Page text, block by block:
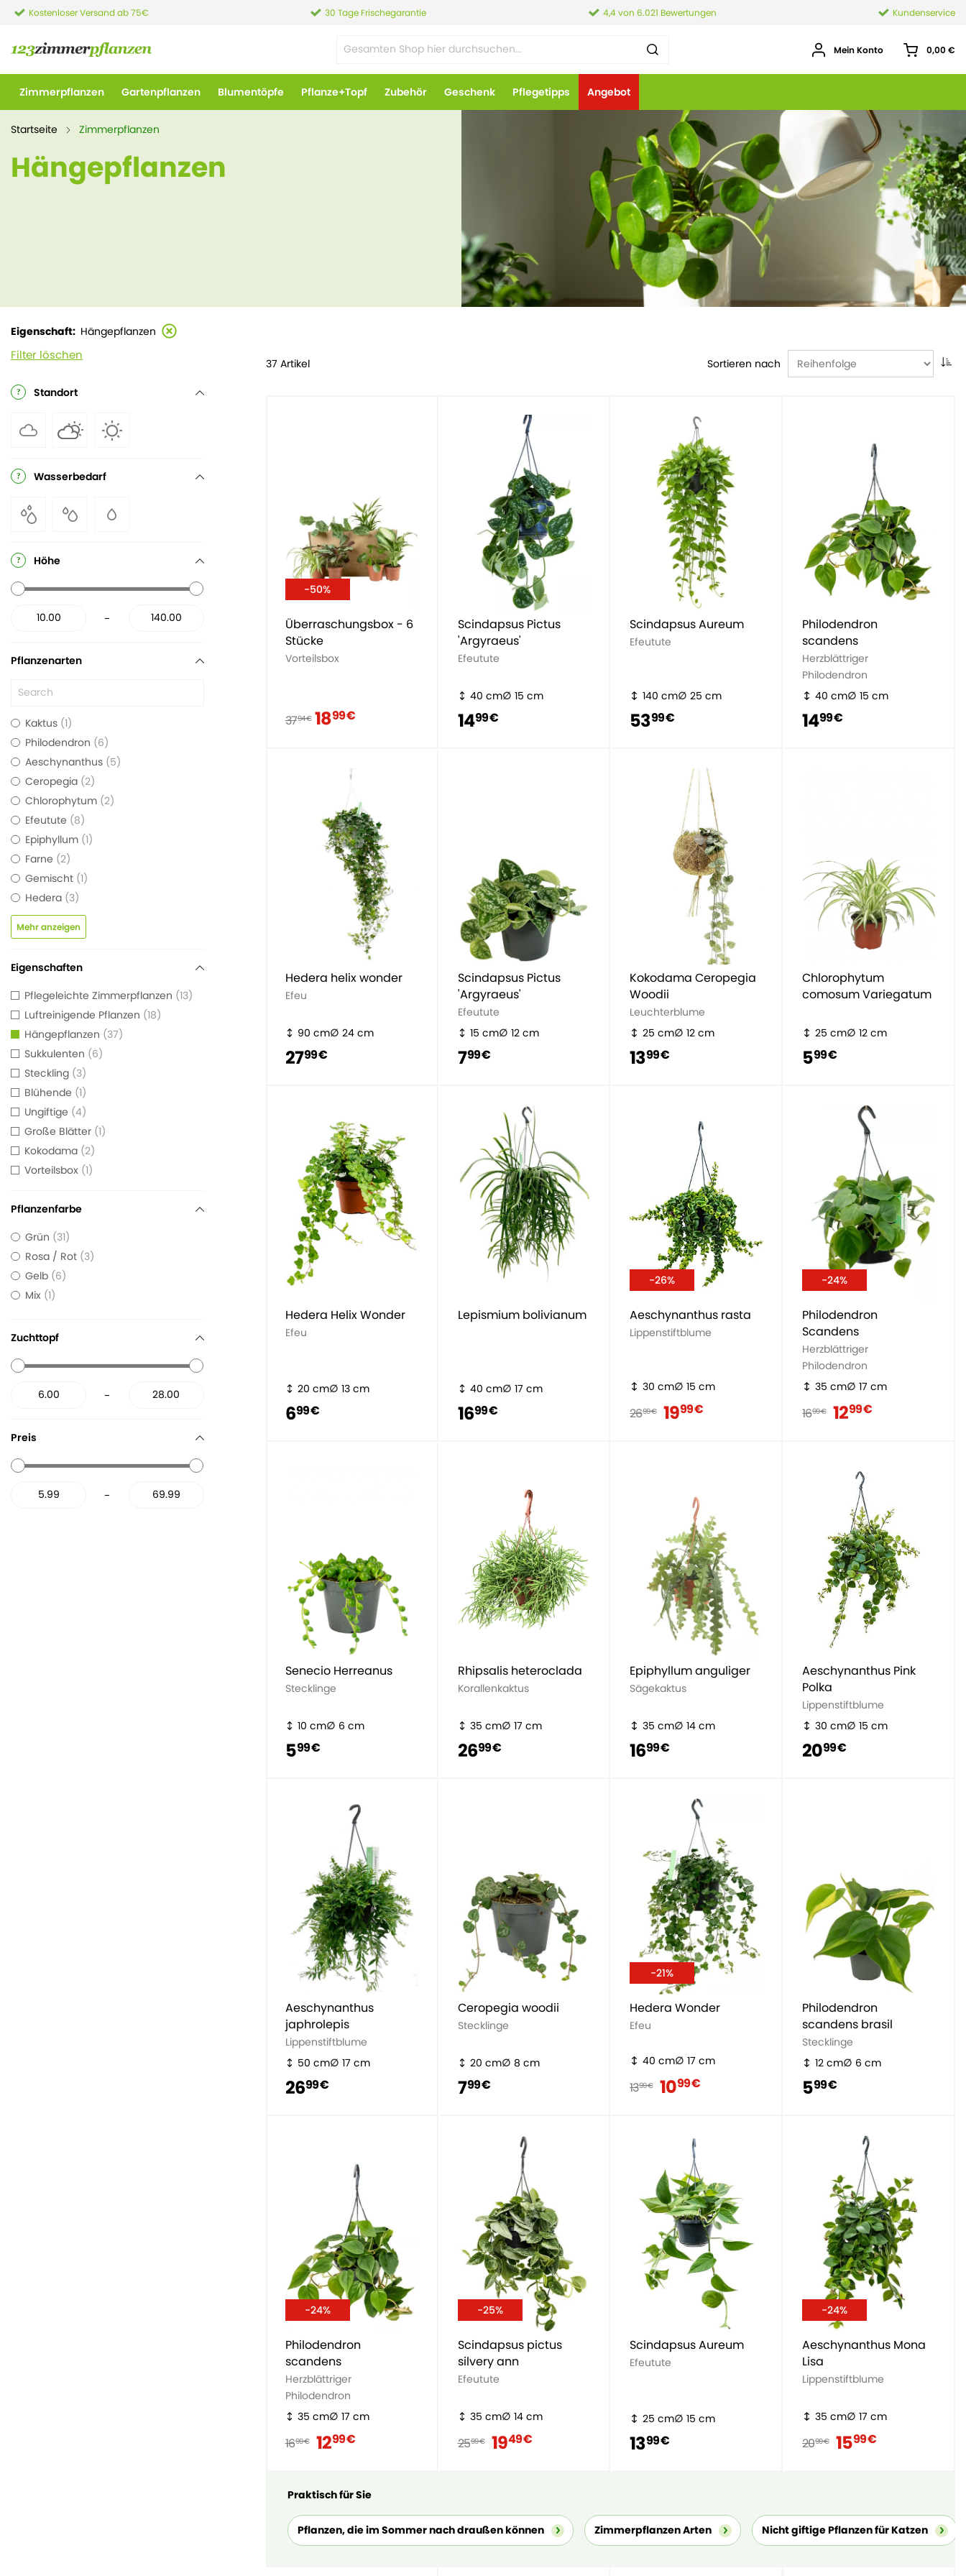
Kostenloser Versand ab 75€ 30 Tage Frischegarantie 4,4 von 6.021 Bewertungen Kundenservice
Mein Konto 0,00 €
Zimmerpflanzen Gartenpflanzen Blumentöpfe Pflanze+Topf Zubehör Geschenk Pflegetipps Angebot
Startseite Zimmerpflanzen
Hängepflanzen
Sortieren nach
37 Artikel
-50%
Überraschungsbox - 6
Stücke
Vorteilsbox
3794 € 1899 €
Scindapsus Pictus
'Argyraeus'
Efeutute
40 cm 15 cm
1499 €
Scindapsus Aureum
Efeutute
140 cm 25 cm
5399 €
Philodendron
scandens
Herzblättriger
Philodendron
40 cm
15 cm
1499 €
Hedera helix wonder
Efeu
90 cm 24 cm
2799 €
Scindapsus Pictus
'Argyraeus'
Efeutute
15 cm
12 cm
799 €
Kokodama Ceropegia
Woodii
Leuchterblume
25 cm
12 cm
1399 €
Chlorophytum
comosum Variegatum
25 cm 12 cm
599 €
Hedera Helix Wonder
Efeu
20 cm 13 cm
699 €
Lepismium bolivianum
40 cm 17 cm
1699 €
-26%
Aeschynanthus rasta
Lippenstiftblume
30 cm 15 cm
2699 € 1999 €
-24%
Philodendron
Scandens
Herzblättriger
Philodendron
35 cm
17 cm
1699 € 1299 €
Senecio Herreanus
Stecklinge
10 cm 6 cm
599 €
Rhipsalis heteroclada
Korallenkaktus
35 cm 17 cm
2699 €
Epiphyllum anguliger
Sägekaktus
35 cm 14 cm
1699 €
Aeschynanthus Pink
Polka
Lippenstiftblume
30 cm
15 cm
2099 €
Aeschynanthus
japhrolepis
Lippenstiftblume
50 cm
17 cm
2699 €
Ceropegia woodii
Stecklinge
20 cm 8 cm
799 €
-21%
Hedera Wonder
Efeu
40 cm 17 cm
1399 € 1099 €
Philodendron
scandens brasil
Stecklinge
12 cm
6 cm
599 €
-24%
Philodendron
scandens
Herzblättriger
Philodendron
35 cm
17 cm
1699 € 1299 €
-25%
Scindapsus pictus
silvery ann
Efeutute
35 cm 14 cm
2599 € 1949 €
Scindapsus Aureum
Efeutute
25 cm 15 cm
1399 €
-24%
Aeschynanthus Mona
Lisa
Lippenstiftblume
35 cm 17 cm
2099 € 1599 €
Praktisch für Sie
Pflanzen, die im Sommer nach draußen können Zimmerpflanzen Arten Nicht giftige Pflanzen für Katzen
Eigenschaft Hängepflanzen
Filter löschen
Standort
Wasserbedarf
Höhe
-
Pflanzenarten
Kaktus 1
Philodendron 6
Aeschynanthus 5
Ceropegia 2
Chlorophytum 2
Efeutute 8
Epiphyllum 1
Farne 2
Gemischt 1
Hedera 3
Mehr anzeigen
Eigenschaften
Pflegeleichte Zimmerpflanzen 13
Luftreinigende Pflanzen 18
Hängepflanzen 37
Sukkulenten 6
Steckling 3
Blühende 1
Ungiftige 4
Große Blätter 1
Kokodama 2
Vorteilsbox 1
Pflanzenfarbe
Grün 31
Rosa / Rot 3
Gelb 6
Mix 1
Zuchttopf
-
Preis
-